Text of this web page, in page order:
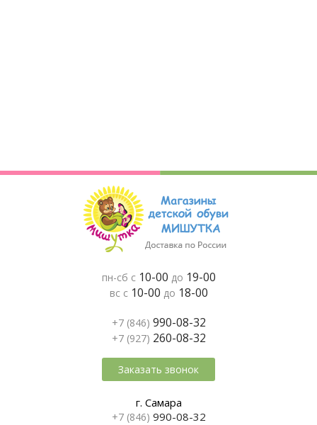
пн-сб с 10-00 до 19-00
вс с 10-00 до 18-00
+7 (846) 990-08-32
+7 (927) 260-08-32
Заказать звонок
г. Самара
+7 (846) 990-08-32